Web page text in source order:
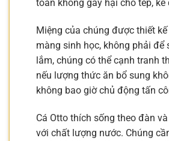
toàn không gây hại cho tép, kể
Miệng của chúng được thiết
màng sinh học, không phải để
lắm, chúng có thể cạnh tranh
nếu lượng thức ăn bổ sung
không bao giờ chủ động tấn
Cá Otto thích sống theo đàn
với chất lượng nước. Chúng